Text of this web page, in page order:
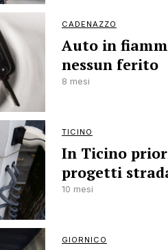
CADENAZZO
Auto in
nessun ferito
8 mesi
TICINO
In Ticino
progetti
10 mesi
GIORNICO